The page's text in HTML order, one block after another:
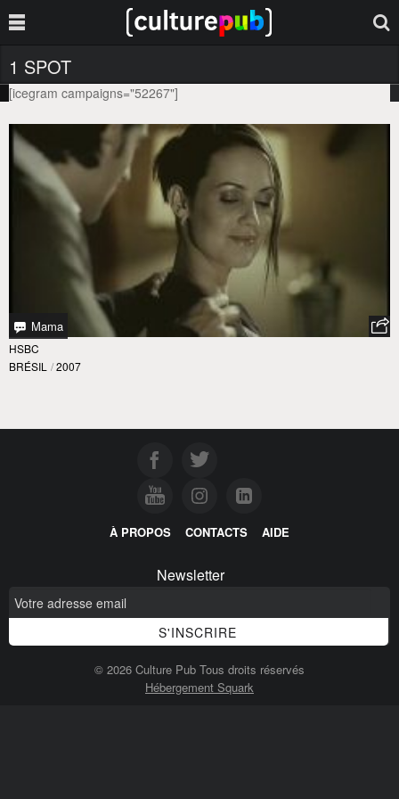
1 SPOT
[icegram campaigns="52267"]
Mama
HSBC
BRÉSIL / 2007
À PROPOS CONTACTS AIDE
Newsletter
© 2026 Culture Pub Tous droits réservés
Hébergement Squark